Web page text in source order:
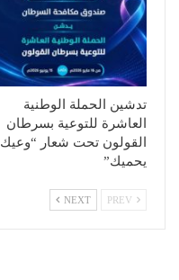
تدشين الحملة الوطنية
العاشرة للتوعية بسرطان
القولون تحت شعار “وعيك
يحميك”
NEXT